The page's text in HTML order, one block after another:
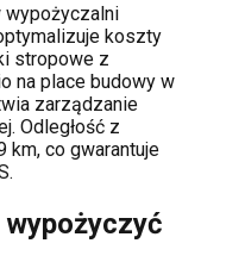
wypożyczalni
koszty
stropowe z
na place budowy w
zarządzanie
Odległość z
km, co gwarantuje